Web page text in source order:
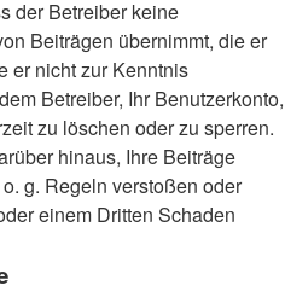
der Betreiber keine
Beiträgen übernimmt, die er
er nicht zur Kenntnis
Betreiber, Ihr Benutzerkonto,
zu löschen oder zu sperren.
hinaus, Ihre Beiträge
g. Regeln verstoßen oder
einem Dritten Schaden